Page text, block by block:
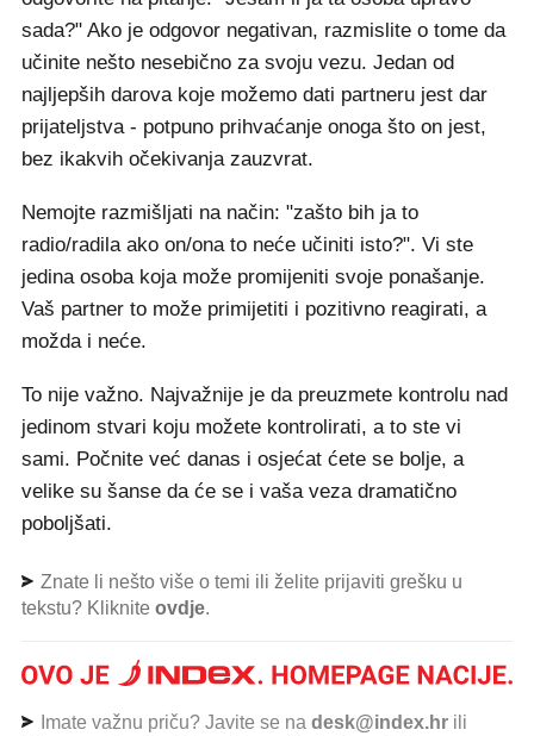
sada?" Ako je odgovor negativan, razmislite o tome da
učinite nešto nesebično za svoju vezu. Jedan od
najljepših darova koje možemo dati partneru jest dar
prijateljstva - potpuno prihvaćanje onoga što on jest,
bez ikakvih očekivanja zauzvrat.
Nemojte razmišljati na način: "zašto bih ja to
radio/radila ako on/ona to neće učiniti isto?". Vi ste
jedina osoba koja može promijeniti svoje ponašanje.
Vaš partner to može primijetiti i pozitivno reagirati, a
možda i neće.
To nije važno. Najvažnije je da preuzmete kontrolu nad
jedinom stvari koju možete kontrolirati, a to ste vi
sami. Počnite već danas i osjećat ćete se bolje, a
velike su šanse da će se i vaša veza dramatično
poboljšati.
Znate li nešto više o temi ili želite prijaviti grešku u
tekstu? Kliknite ovdje.
Imate važnu priču? Javite se na desk@index.hr ili